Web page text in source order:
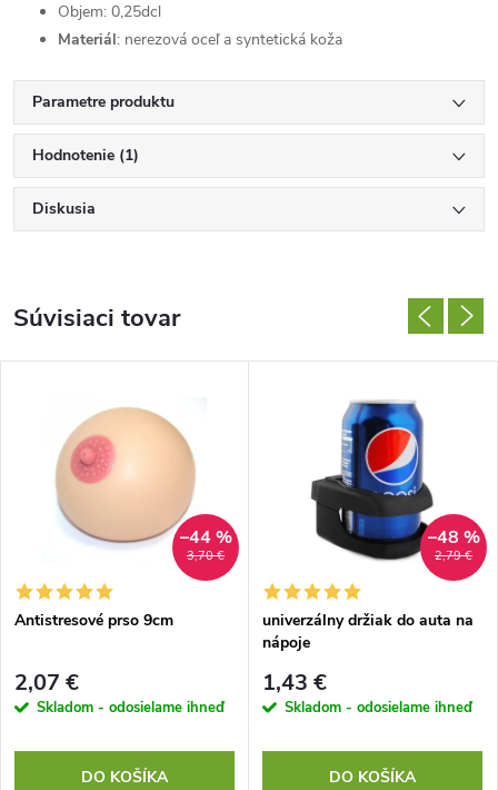
Objem: 0,25dcl
Materiál: nerezová oceľ a syntetická koža
Parametre produktu
Hodnotenie (1)
Diskusia
Súvisiaci tovar
3,70 €
–44 %
Antistresové prso 9cm
2,07 €
Skladom - odosielame ihneď
DO KOŠÍKA
2,79 €
–48 %
univerzálny držiak do auta na
nápoje
1,43 €
Skladom - odosielame ihneď
DO KOŠÍKA